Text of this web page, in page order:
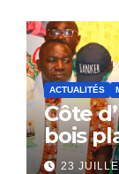
ACTUALITÉS
Côte
bois
23